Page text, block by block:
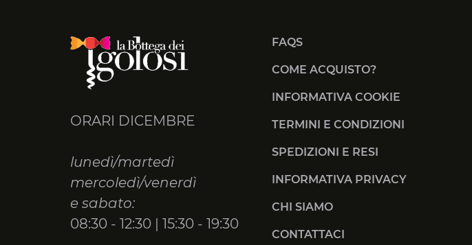
ORARI DICEMBRE
lunedì/martedì
mercoledì/venerdì
e sabato:
08:30 - 12:30 | 15:30 - 19:30
FAQS
COME ACQUISTO?
INFORMATIVA COOKIE
TERMINI E CONDIZIONI
SPEDIZIONI E RESI
INFORMATIVA PRIVACY
CHI SIAMO
CONTATTACI